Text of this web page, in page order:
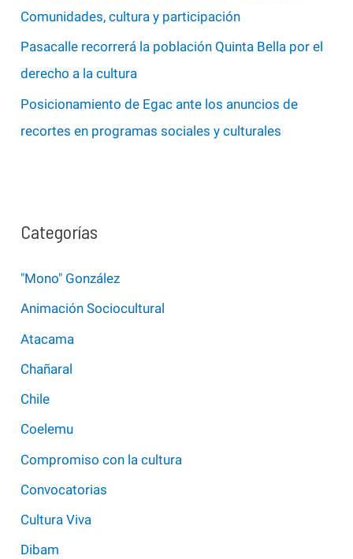
Comunidades, cultura y participación
Pasacalle recorrerá la población Quinta Bella por el
derecho a la cultura
Posicionamiento de Egac ante los anuncios de
recortes en programas sociales y culturales
Categorías
"Mono" González
Animación Sociocultural
Atacama
Chañaral
Chile
Coelemu
Compromiso con la cultura
Convocatorias
Cultura Viva
Dibam